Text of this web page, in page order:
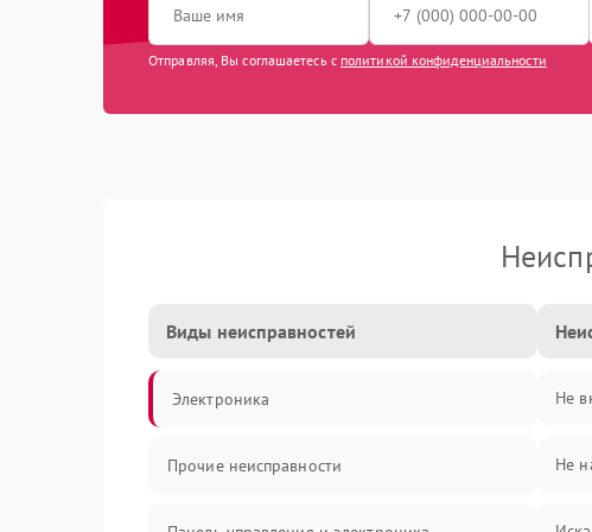
Отправляя, Вы соглашаетесь с политикой конфиденциальности
Виды неисправностей
Электроника
Прочие неисправности
Не
Не